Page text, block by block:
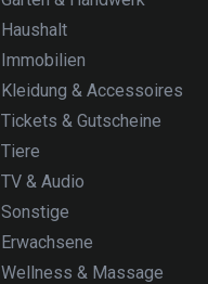
Haushalt
Immobilien
Kleidung & Accessoires
Tickets & Gutscheine
Tiere
TV & Audio
Sonstige
Erwachsene
Wellness & Massage